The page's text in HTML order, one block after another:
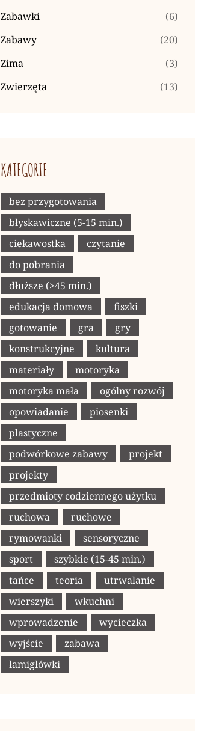
Zabawki
(6)
Zabawy
(20)
Zima
(3)
Zwierzęta
(13)
KATEGORIE
bez przygotowania
błyskawiczne (5-15 min.)
ciekawostka
czytanie
do pobrania
dłuższe (>45 min.)
edukacja domowa
fiszki
gotowanie
gra
gry
konstrukcyjne
kultura
materiały
motoryka
motoryka mała
ogólny rozwój
opowiadanie
piosenki
plastyczne
podwórkowe zabawy
projekt
projekty
przedmioty codziennego użytku
ruchowa
ruchowe
rymowanki
sensoryczne
sport
szybkie (15-45 min.)
tańce
teoria
utrwalanie
wierszyki
wkuchni
wprowadzenie
wycieczka
wyjście
zabawa
łamigłówki